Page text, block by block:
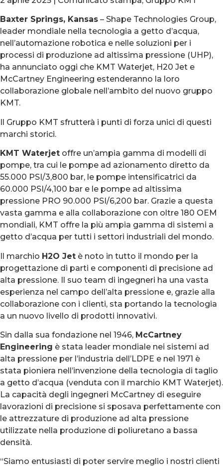
Baxter Springs, Kansas – Shape Technologies Group,
leader mondiale nella tecnologia a getto d’acqua,
nell’automazione robotica e nelle soluzioni per i
processi di produzione ad altissima pressione (UHP),
ha annunciato oggi che KMT Waterjet, H20 Jet e
McCartney Engineering estenderanno la loro
collaborazione globale nell’ambito del nuovo gruppo
KMT.
Il Gruppo KMT sfrutterà i punti di forza unici di questi
marchi storici.
KMT Waterjet offre un’ampia gamma di modelli di
pompe, tra cui le pompe ad azionamento diretto da
55.000 PSI/3,800 bar, le pompe intensificatrici da
60.000 PSI/4,100 bar e le pompe ad altissima
pressione PRO 90.000 PSI/6,200 bar. Grazie a questa
vasta gamma e alla collaborazione con oltre 180 OEM
mondiali, KMT offre la più ampia gamma di sistemi a
getto d’acqua per tutti i settori industriali del mondo.
Il marchio H2O Jet è noto in tutto il mondo per la
progettazione di parti e componenti di precisione ad
alta pressione. Il suo team di ingegneri ha una vasta
esperienza nel campo dell’alta pressione e, grazie alla
collaborazione con i clienti, sta portando la tecnologia
a un nuovo livello di prodotti innovativi.
Sin dalla sua fondazione nel 1946, McCartney
Engineering è stata leader mondiale nei sistemi ad
alta pressione per l’industria dell’LDPE e nel 1971 è
stata pioniera nell’invenzione della tecnologia di taglio
a getto d’acqua (venduta con il marchio KMT Waterjet).
La capacità degli ingegneri McCartney di eseguire
lavorazioni di precisione si sposava perfettamente con
le attrezzature di produzione ad alta pressione
utilizzate nella produzione di poliuretano a bassa
densità.
“Siamo entusiasti di poter servire meglio i nostri clienti